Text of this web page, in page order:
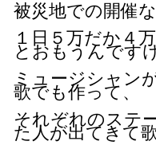
被災地での開催
１日５万だか４
とおもうんです
ミュージシャン
歌でも作って、
それぞれのステ
た人が出てきて